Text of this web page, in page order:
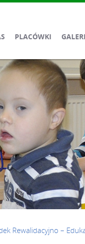
PLACÓWKI
Rewalidacyjno –